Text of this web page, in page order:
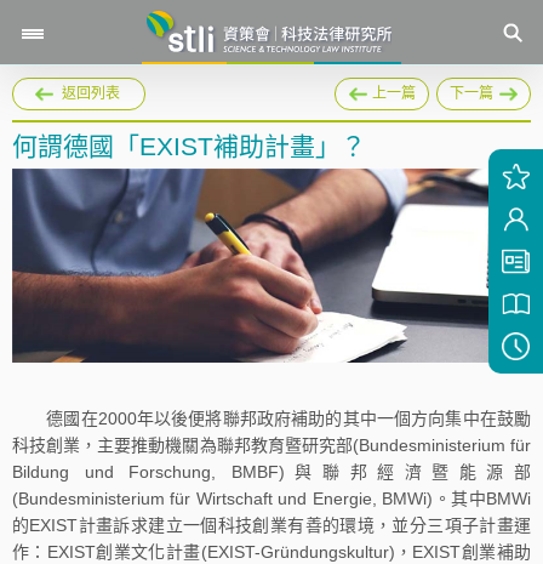
返回列表 上一篇 下一篇
何謂德國「EXIST補助計畫」？
德國在2000年以後便將聯邦政府補助的其中一個方向集中在鼓勵
科技創業，主要推動機關為聯邦教育暨研究部(Bundesministerium für
Bildung und Forschung, BMBF)與聯邦經濟暨能源部
(Bundesministerium für Wirtschaft und Energie, BMWi)。其中BMWi
的EXIST計畫訴求建立一個科技創業有善的環境，並分三項子計畫運
作：EXIST創業文化計畫(EXIST-Gründungskultur)，EXIST創業補助